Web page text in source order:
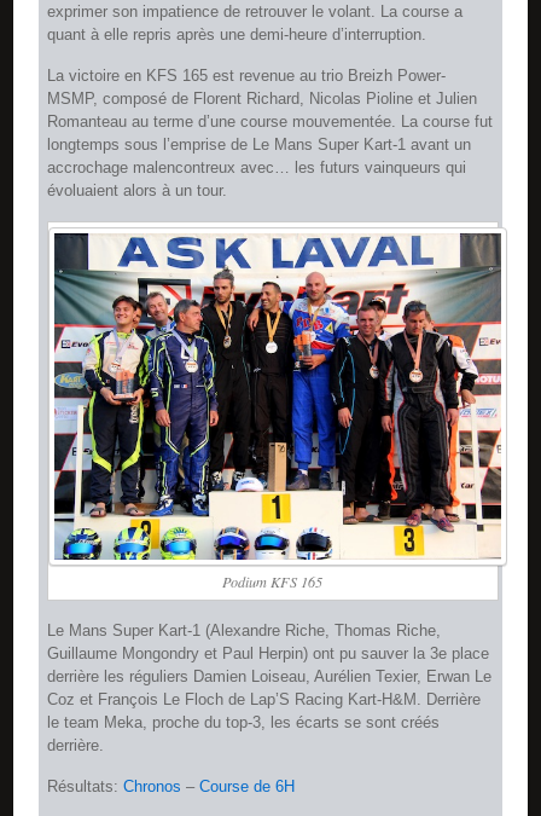
exprimer son impatience de retrouver le volant. La course a
quant à elle repris après une demi-heure d’interruption.
La victoire en KFS 165 est revenue au trio Breizh Power-
MSMP, composé de Florent Richard, Nicolas Pioline et Julien
Romanteau au terme d’une course mouvementée. La course fut
longtemps sous l’emprise de Le Mans Super Kart-1 avant un
accrochage malencontreux avec… les futurs vainqueurs qui
évoluaient alors à un tour.
Podium KFS 165
Le Mans Super Kart-1 (Alexandre Riche, Thomas Riche,
Guillaume Mongondry et Paul Herpin) ont pu sauver la 3e place
derrière les réguliers Damien Loiseau, Aurélien Texier, Erwan Le
Coz et François Le Floch de Lap’S Racing Kart-H&M. Derrière
le team Meka, proche du top-3, les écarts se sont créés
derrière.
Résultats:Chronos –Course de 6H